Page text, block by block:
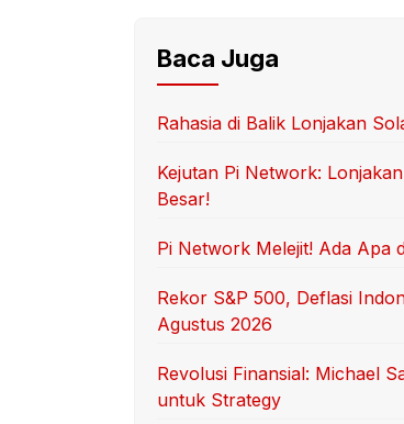
Baca Juga
Rahasia di Balik Lonjakan
Kejutan Pi Network:
Besar!
Pi Network Melejit! Ada Apa
Rekor S&P 500, Deflasi
Agustus 2026
Revolusi Finansial: Michael
untuk Strategy